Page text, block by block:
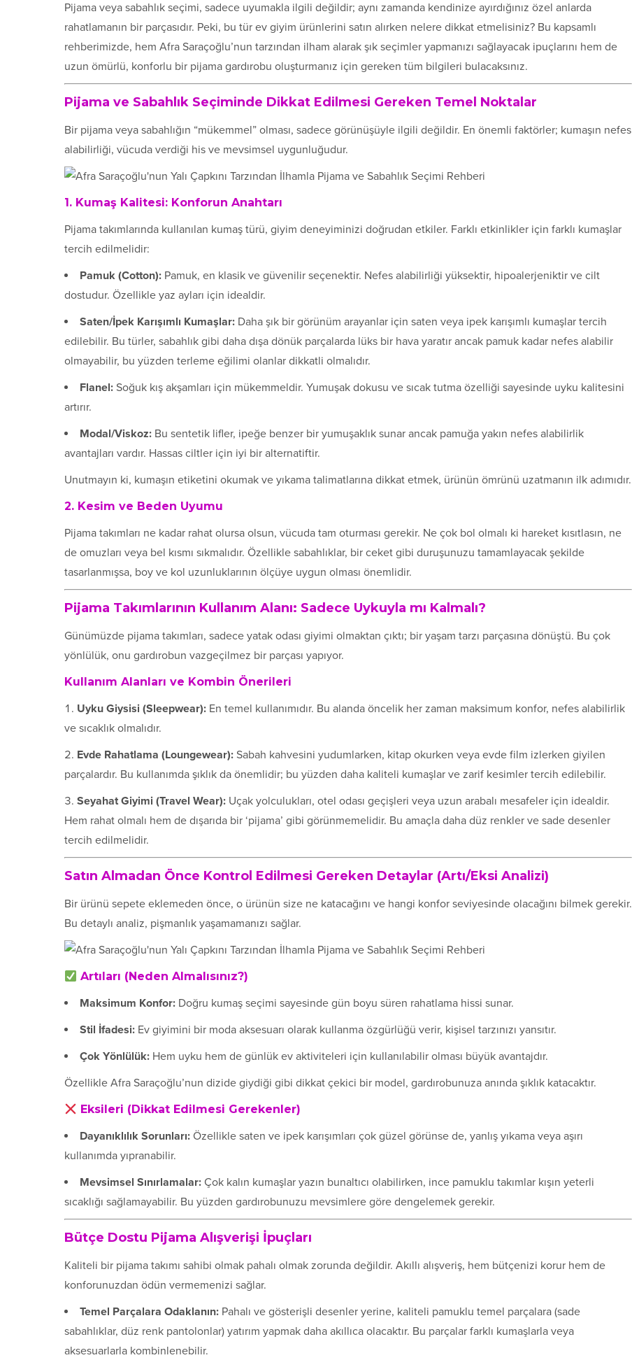
Pijama veya sabahlık seçimi, sadece uyumakla ilgili değildir; aynı zamanda kendinize ayırdığınız özel anlarda
rahatlamanın bir parçasıdır. Peki, bu tür ev giyim ürünlerini satın alırken nelere dikkat etmelisiniz? Bu kapsamlı
rehberimizde, hem Afra Saraçoğlu’nun tarzından ilham alarak şık seçimler yapmanızı sağlayacak ipuçlarını hem de
uzun ömürlü, konforlu bir pijama gardırobu oluşturmanız için gereken tüm bilgileri bulacaksınız.
Pijama ve Sabahlık Seçiminde Dikkat Edilmesi Gereken Temel Noktalar
Bir pijama veya sabahlığın “mükemmel” olması, sadece görünüşüyle ilgili değildir. En önemli faktörler; kumaşın nefes
alabilirliği, vücuda verdiği his ve mevsimsel uygunluğudur.
1. Kumaş Kalitesi: Konforun Anahtarı
Pijama takımlarında kullanılan kumaş türü, giyim deneyiminizi doğrudan etkiler. Farklı etkinlikler için farklı kumaşlar
tercih edilmelidir:
Pamuk (Cotton): Pamuk, en klasik ve güvenilir seçenektir. Nefes alabilirliği yüksektir, hipoalerjeniktir ve cilt
dostudur. Özellikle yaz ayları için idealdir.
Saten/İpek Karışımlı Kumaşlar: Daha şık bir görünüm arayanlar için saten veya ipek karışımlı kumaşlar tercih
edilebilir. Bu türler, sabahlık gibi daha dışa dönük parçalarda lüks bir hava yaratır ancak pamuk kadar nefes alabilir
olmayabilir, bu yüzden terleme eğilimi olanlar dikkatli olmalıdır.
Flanel: Soğuk kış akşamları için mükemmeldir. Yumuşak dokusu ve sıcak tutma özelliği sayesinde uyku kalitesini
artırır.
Modal/Viskoz: Bu sentetik lifler, ipeğe benzer bir yumuşaklık sunar ancak pamuğa yakın nefes alabilirlik
avantajları vardır. Hassas ciltler için iyi bir alternatiftir.
Unutmayın ki, kumaşın etiketini okumak ve yıkama talimatlarına dikkat etmek, ürünün ömrünü uzatmanın ilk adımıdır.
2. Kesim ve Beden Uyumu
Pijama takımları ne kadar rahat olursa olsun, vücuda tam oturması gerekir. Ne çok bol olmalı ki hareket kısıtlasın, ne
de omuzları veya bel kısmı sıkmalıdır. Özellikle sabahlıklar, bir ceket gibi duruşunuzu tamamlayacak şekilde
tasarlanmışsa, boy ve kol uzunluklarının ölçüye uygun olması önemlidir.
Pijama Takımlarının Kullanım Alanı: Sadece Uykuyla mı Kalmalı?
Günümüzde pijama takımları, sadece yatak odası giyimi olmaktan çıktı; bir yaşam tarzı parçasına dönüştü. Bu çok
yönlülük, onu gardırobun vazgeçilmez bir parçası yapıyor.
Kullanım Alanları ve Kombin Önerileri
Uyku Giysisi (Sleepwear): En temel kullanımıdır. Bu alanda öncelik her zaman maksimum konfor, nefes alabilirlik
ve sıcaklık olmalıdır.
Evde Rahatlama (Loungewear): Sabah kahvesini yudumlarken, kitap okurken veya evde film izlerken giyilen
parçalardır. Bu kullanımda şıklık da önemlidir; bu yüzden daha kaliteli kumaşlar ve zarif kesimler tercih edilebilir.
Seyahat Giyimi (Travel Wear): Uçak yolculukları, otel odası geçişleri veya uzun arabalı mesafeler için idealdir.
Hem rahat olmalı hem de dışarıda bir ‘pijama’ gibi görünmemelidir. Bu amaçla daha düz renkler ve sade desenler
tercih edilmelidir.
Satın Almadan Önce Kontrol Edilmesi Gereken Detaylar (Artı/Eksi Analizi)
Bir ürünü sepete eklemeden önce, o ürünün size ne katacağını ve hangi konfor seviyesinde olacağını bilmek gerekir.
Bu detaylı analiz, pişmanlık yaşamamanızı sağlar.
Artıları (Neden Almalısınız?)
Maksimum Konfor: Doğru kumaş seçimi sayesinde gün boyu süren rahatlama hissi sunar.
Stil İfadesi: Ev giyimini bir moda aksesuarı olarak kullanma özgürlüğü verir, kişisel tarzınızı yansıtır.
Çok Yönlülük: Hem uyku hem de günlük ev aktiviteleri için kullanılabilir olması büyük avantajdır.
Özellikle Afra Saraçoğlu’nun dizide giydiği gibi dikkat çekici bir model, gardırobunuza anında şıklık katacaktır.
Eksileri (Dikkat Edilmesi Gerekenler)
Dayanıklılık Sorunları: Özellikle saten ve ipek karışımları çok güzel görünse de, yanlış yıkama veya aşırı
kullanımda yıpranabilir.
Mevsimsel Sınırlamalar: Çok kalın kumaşlar yazın bunaltıcı olabilirken, ince pamuklu takımlar kışın yeterli
sıcaklığı sağlamayabilir. Bu yüzden gardırobunuzu mevsimlere göre dengelemek gerekir.
Bütçe Dostu Pijama Alışverişi İpuçları
Kaliteli bir pijama takımı sahibi olmak pahalı olmak zorunda değildir. Akıllı alışveriş, hem bütçenizi korur hem de
konforunuzdan ödün vermemenizi sağlar.
Temel Parçalara Odaklanın: Pahalı ve gösterişli desenler yerine, kaliteli pamuklu temel parçalara (sade
sabahlıklar, düz renk pantolonlar) yatırım yapmak daha akıllıca olacaktır. Bu parçalar farklı kumaşlarla veya
aksesuarlarla kombinlenebilir.